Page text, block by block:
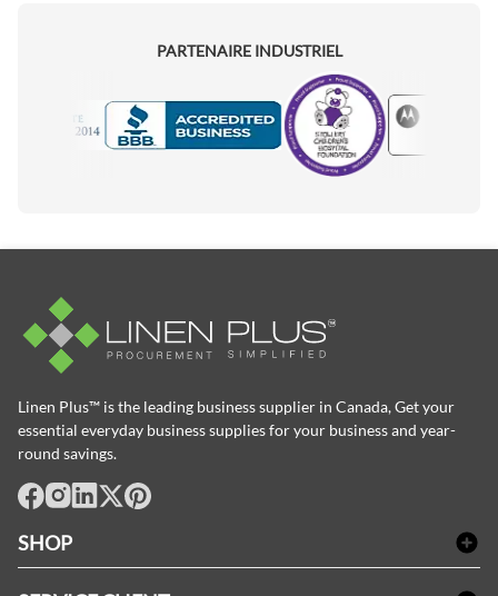
PARTENAIRE INDUSTRIEL
Motorola
Linen Plus™ is the leading business supplier in Canada, Get your
essential everyday business supplies for your business and year-
round savings.
SHOP